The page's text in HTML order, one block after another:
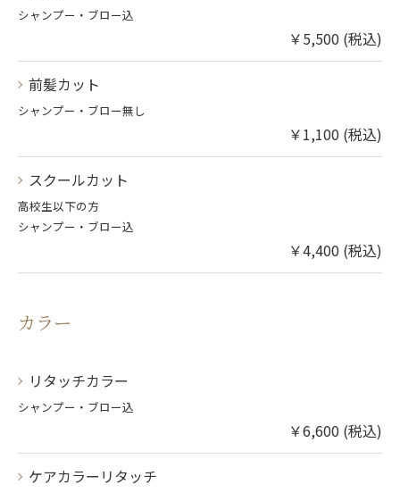
シャンプー・ブロー込
￥5,500 (税込)
前髪カット
シャンプー・ブロー無し
￥1,100 (税込)
スクールカット
高校生以下の方
シャンプー・ブロー込
￥4,400 (税込)
カラー
リタッチカラー
シャンプー・ブロー込
￥6,600 (税込)
ケアカラーリタッチ